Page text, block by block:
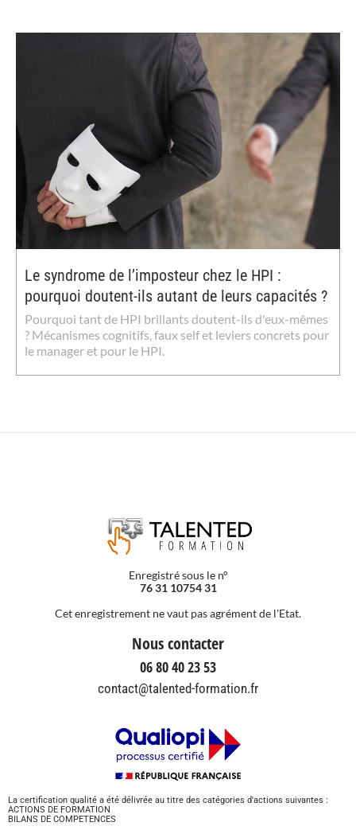
Le syndrome de l’imposteur chez le HPI :
pourquoi doutent-ils autant de leurs capacités ?
Pourquoi tant de HPI brillants doutent-ils d'eux-mêmes
? Mécanismes cognitifs, faux self et leviers concrets pour
le manager et pour le HPI.
Enregistré sous le n°
76 31 10754 31
Cet enregistrement ne vaut pas agrément de l'Etat.
Nous contacter
06 80 40 23 53
contact@talented-formation.fr
La certification qualité a été délivrée au titre des catégories d'actions suivantes :
ACTIONS DE FORMATION
BILANS DE COMPETENCES